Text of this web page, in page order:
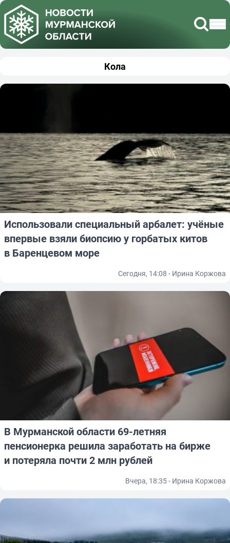
Кола
Использовали специальный арбалет: учёные
впервые взяли биопсию у горбатых китов
в Баренцевом море
Сегодня, 14:08 - Ирина Коржова
В Мурманской области 69-летняя
пенсионерка решила заработать на бирже
и потеряла почти 2 млн рублей
Вчера, 18:35 - Ирина Коржова